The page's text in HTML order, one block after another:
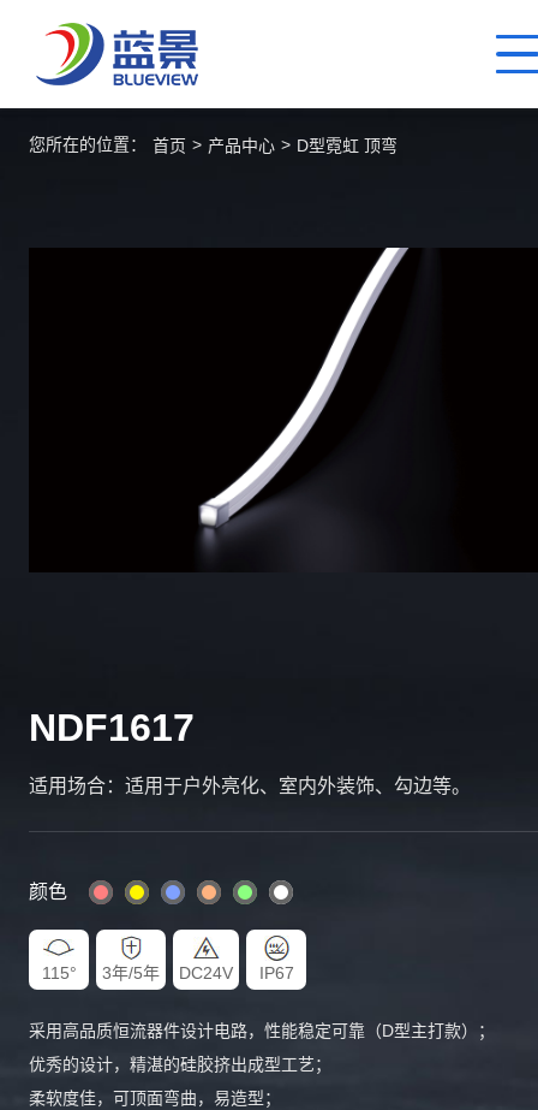
您所在的位置： 首页 > 产品中心 > D型霓虹 顶弯
NDF1617
适用场合：适用于户外亮化、室内外装饰、勾边等。
颜色
115° 3年/5年 DC24V IP67
采用高品质恒流器件设计电路，性能稳定可靠（D型主打款）；
优秀的设计，精湛的硅胶挤出成型工艺；
柔软度佳，可顶面弯曲，易造型；